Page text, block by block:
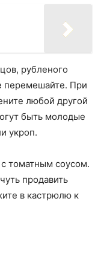
рубленого
перемешайте. При
любой другой
быть молодые
укроп.
томатным соусом.
продавить
в кастрюлю к